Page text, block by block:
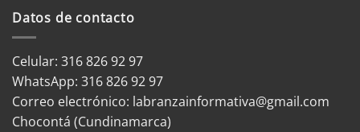
Datos de contacto
Celular: 316 826 92 97
WhatsApp: 316 826 92 97
Correo electrónico: labranzainformativa@gmail.com
Chocontá (Cundinamarca)